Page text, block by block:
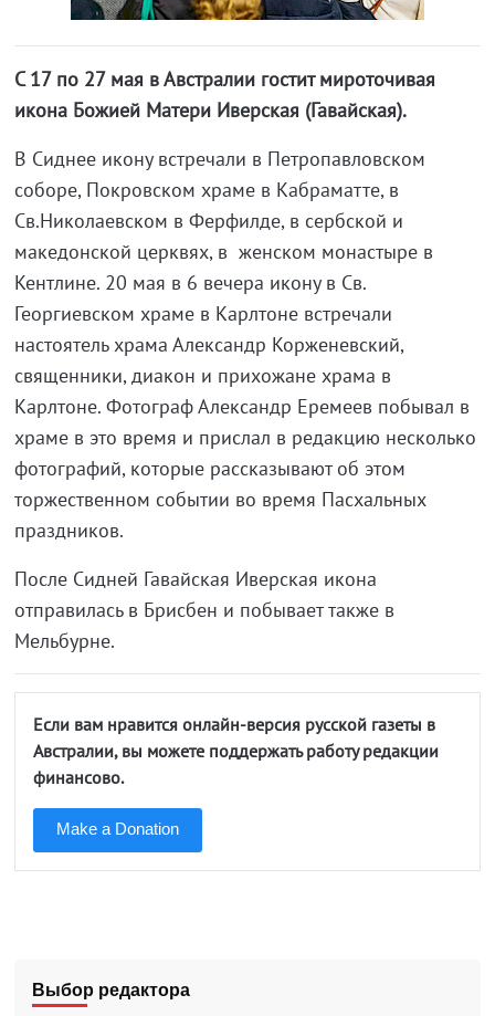
С 17 по 27 мая в Австралии гостит мироточивая
икона Божией Матери Иверская (Гавайская).
В Сиднее икону встречали в Петропавловском
соборе, Покровском храме в Кабраматте, в
Св.Николаевском в Ферфилде, в сербской и
македонской церквях, в женском монастыре в
Кентлине. 20 мая в 6 вечера икону в Св.
Георгиевском храме в Карлтоне встречали
настоятель храма Александр Корженевский,
священники, диакон и прихожане храма в
Карлтоне. Фотограф Александр Еремеев побывал в
храме в это время и прислал в редакцию несколько
фотографий, которые рассказывают об этом
торжественном событии во время Пасхальных
праздников.
После Сидней Гавайская Иверская икона
отправилась в Брисбен и побывает также в
Мельбурне.
Если вам нравится онлайн-версия русской газеты в
Австралии, вы можете поддержать работу редакции
финансово.
Make a Donation
Выбор редактора